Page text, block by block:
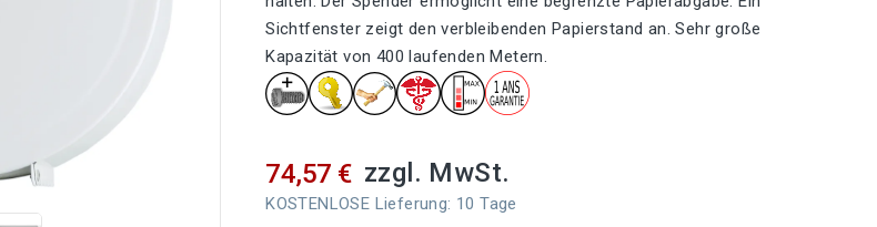
Sichtfenster zeigt den verbleibenden Papierstand an. Sehr große
Kapazität von 400 laufenden Metern.
74,57 € zzgl. MwSt.
KOSTENLOSE Lieferung: 10 Tage